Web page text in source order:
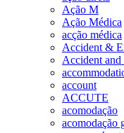
Ação M
Ação Médica
acção médica
Accident &
Accident and
account
ACCUTE
acomodação
acomodação